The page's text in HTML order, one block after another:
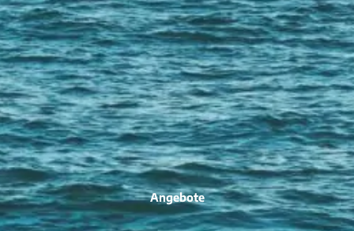
Angebote